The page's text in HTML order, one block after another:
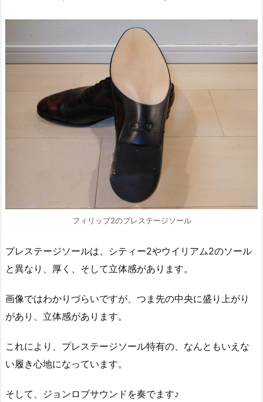
フィリップ2のプレステージソール
プレステージソールは、シティー2やウイリアム2のソール
と異なり、厚く、そして立体感があります。
画像ではわかりづらいですが、つま先の中央に盛り上がり
があり、立体感があります。
これにより、プレステージソール特有の、なんともいえな
い履き心地になっています。
そして、ジョンロブサウンドを奏でます♪